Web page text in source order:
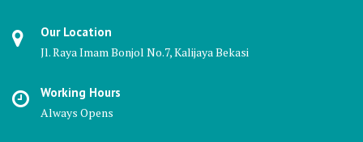
Our Location
Jl. Raya Imam Bonjol No.7, Kalijaya Bekasi
Working Hours
Always Opens